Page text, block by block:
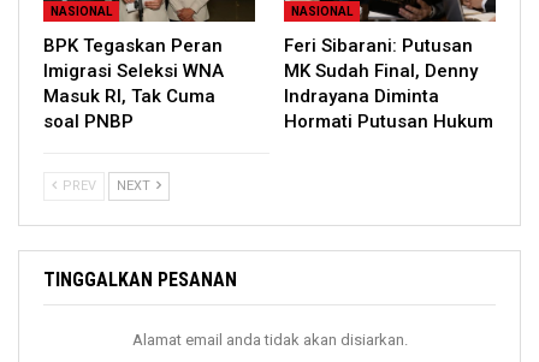
NASIONAL
BPK Tegaskan Peran
Imigrasi Seleksi WNA
Masuk RI, Tak Cuma
soal PNBP
NASIONAL
Feri Sibarani: Putusan
MK Sudah Final, Denny
Indrayana Diminta
Hormati Putusan Hukum
PREV NEXT
TINGGALKAN PESANAN
Alamat email anda tidak akan disiarkan.